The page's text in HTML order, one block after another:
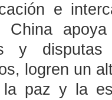
e
China
y
logren un
la paz y la